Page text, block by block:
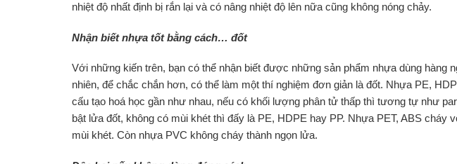
nhiệt độ nhất định bị rắn lại và có nâng nhiệt độ lên nữa cũng không nóng chảy.
Nhận biết nhựa tốt bằng cách… đốt
Với những kiến trên, bạn có thể nhận biết được những sản phẩm nhựa dùng hàng
nhiên, để chắc chắn hơn, có thể làm một thí nghiệm đơn giản là đốt. Nhựa PE,
cấu tạo hoá học gần như nhau, nếu có khối lượng phân tử thấp thì tương tự như
bật lửa đốt, không có mùi khét thì đấy là PE, HDPE hay PP. Nhựa PET, ABS cháy
mùi khét. Còn nhựa PVC không cháy thành ngọn lửa.